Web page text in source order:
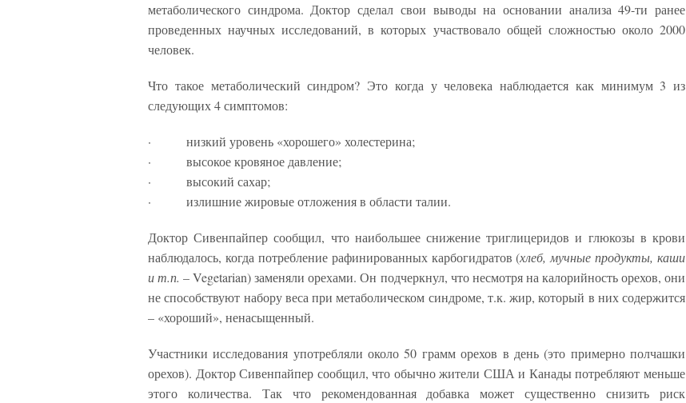
метаболического синдрома. Доктор сделал свои выводы на основании анализа 49-ти ранее
проведенных научных исследований, в которых участвовало общей сложностью около 2000
человек.
Что такое метаболический синдром? Это когда у человека наблюдается как минимум 3 из
следующих 4 симптомов:
· низкий уровень «хорошего» холестерина;
· высокое кровяное давление;
· высокий сахар;
· излишние жировые отложения в области талии.
Доктор Сивенпайпер сообщил, что наибольшее снижение триглицеридов и глюкозы в крови
наблюдалось, когда потребление рафинированных карбогидратов (хлеб, мучные продукты, каши
и т.п. – Vegetarian) заменяли орехами. Он подчеркнул, что несмотря на калорийность орехов, они
не способствуют набору веса при метаболическом синдроме, т.к. жир, который в них содержится
– «хороший», ненасыщенный.
Участники исследования употребляли около 50 грамм орехов в день (это примерно полчашки
орехов). Доктор Сивенпайпер сообщил, что обычно жители США и Канады потребляют меньше
этого количества. Так что рекомендованная добавка может существенно снизить риск